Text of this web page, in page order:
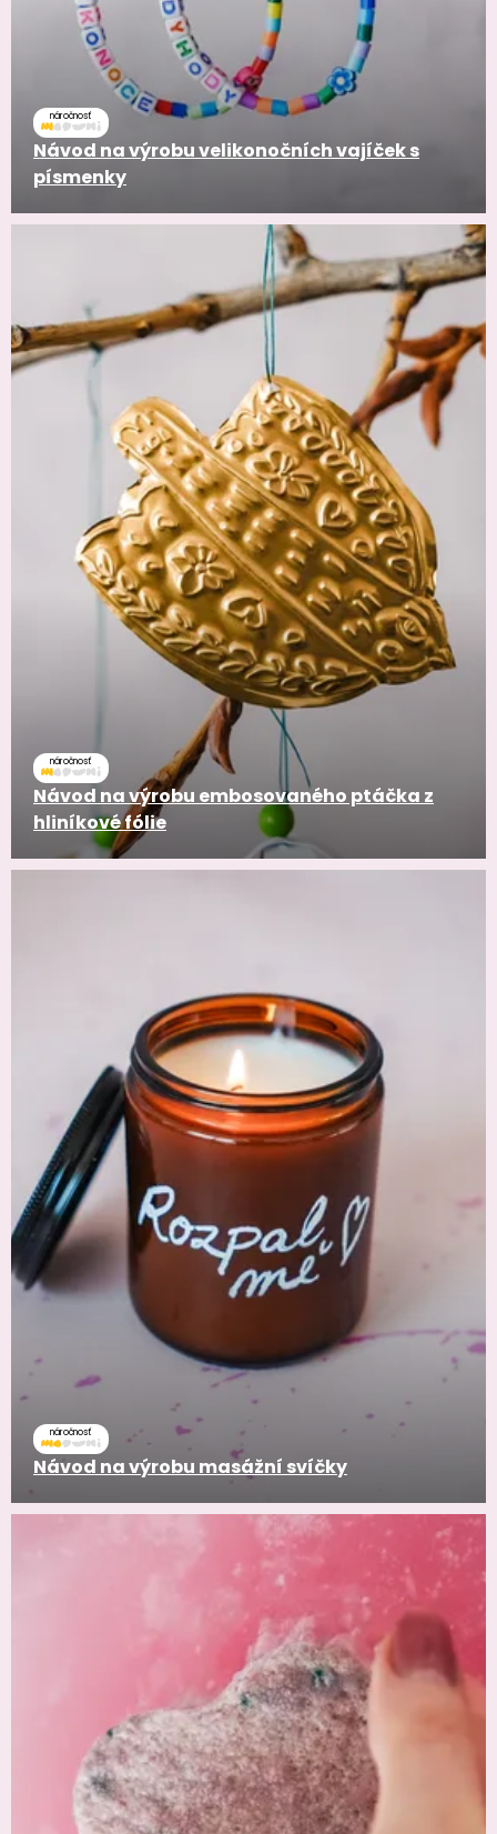
náročnosť
Návod na výrobu velikonočních vajíček s
písmenky
náročnosť
Návod na výrobu embosovaného ptáčka z
hliníkové fólie
náročnosť
Návod na výrobu masážní svíčky